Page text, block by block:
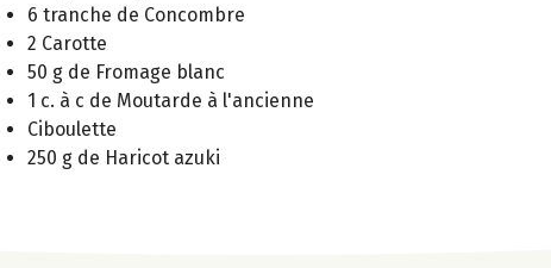
6 tranche de Concombre
2 Carotte
50 g de Fromage blanc
1 c. à c de Moutarde à l'ancienne
Ciboulette
250 g de Haricot azuki